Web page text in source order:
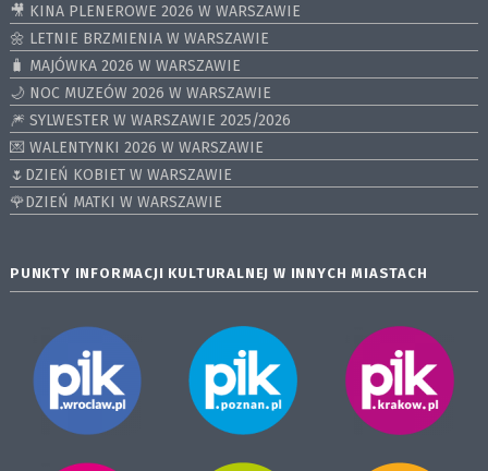
🎥 KINA PLENEROWE 2026 W WARSZAWIE
🌼 LETNIE BRZMIENIA W WARSZAWIE
🧳 MAJÓWKA 2026 W WARSZAWIE
🌙 NOC MUZEÓW 2026 W WARSZAWIE
🎆 SYLWESTER W WARSZAWIE 2025/2026
💌 WALENTYNKI 2026 W WARSZAWIE
🌷DZIEŃ KOBIET W WARSZAWIE
🌹DZIEŃ MATKI W WARSZAWIE
PUNKTY INFORMACJI KULTURALNEJ W INNYCH MIASTACH